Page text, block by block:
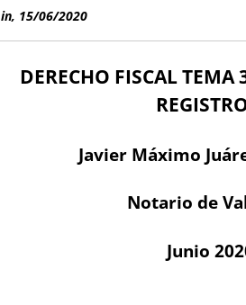
15/06/2020
DERECHO FISCAL
Javier Máximo
Notario de
Junio